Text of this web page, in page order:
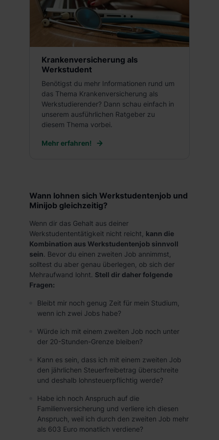
Krankenversicherung als
Werkstudent
Benötigst du mehr Informationen rund um
das Thema Krankenversicherung als
Werkstudierender? Dann schau einfach in
unserem ausführlichen Ratgeber zu
diesem Thema vorbei.
Mehr erfahren!
Wann lohnen sich Werkstudentenjob und
Minijob gleichzeitig?
Wenn dir das Gehalt aus deiner
Werkstudententätigkeit nicht reicht, kann die
Kombination aus Werkstudentenjob sinnvoll
sein. Bevor du einen zweiten Job annimmst,
solltest du aber genau überlegen, ob sich der
Mehraufwand lohnt. Stell dir daher folgende
Fragen:
Bleibt mir noch genug Zeit für mein Studium,
wenn ich zwei Jobs habe?
Würde ich mit einem zweiten Job noch unter
der 20-Stunden-Grenze bleiben?
Kann es sein, dass ich mit einem zweiten Job
den jährlichen Steuerfreibetrag überschreite
und deshalb lohnsteuerpflichtig werde?
Habe ich noch Anspruch auf die
Familienversicherung und verliere ich diesen
Anspruch, weil ich durch den zweiten Job mehr
als 603 Euro monatlich verdiene?